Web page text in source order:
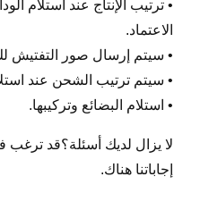
• ترتيب الإنتاج عند استلام
الاعتماد.
• سيتم إرسال صور التفتيش لك
• سيتم ترتيب الشحن عند
• استلام البضائع وتركيبها.
لا يزال لديك أسئلة؟قد ترغب
إجاباتنا هناك.